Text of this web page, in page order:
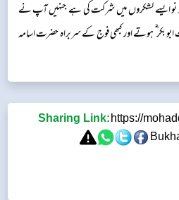
نو ایسے لشکروں میں شرکت کی ہے جنہیں آپ نے
ابوبکر ؓ ہوتے اور کبھی فوج کے سربراہ حضرت اسامہ
Sharing Link: https://